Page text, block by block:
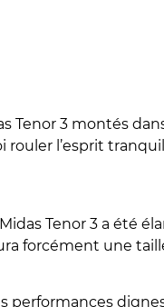
Tenor 3 montés
l’esprit
Tenor 3 a été
forcément une
performances